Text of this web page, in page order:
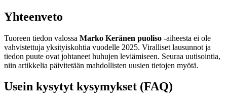
Yhteenveto
Tuoreen tiedon valossa Marko Keränen puoliso -aiheesta ei ole
vahvistettuja yksityiskohtia vuodelle 2025. Viralliset lausunnot ja
tiedon puute ovat johtaneet huhujen leviämiseen. Seuraa uutisointia,
niin artikkelia päivitetään mahdollisten uusien tietojen myötä.
Usein kysytyt kysymykset (FAQ)